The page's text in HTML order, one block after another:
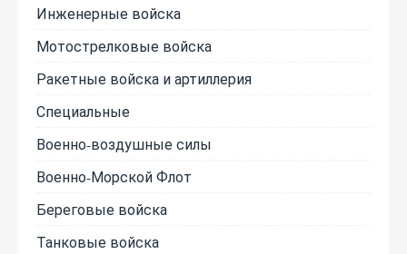
Инженерные войска
Мотострелковые войска
Ракетные войска и артиллерия
Специальные
Военно-воздушные силы
Военно-Морской Флот
Береговые войска
Танковые войска